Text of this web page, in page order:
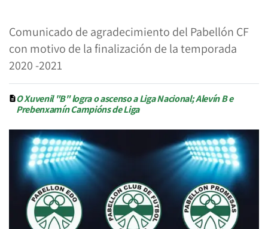
Comunicado de agradecimiento del Pabellón CF
con motivo de la finalización de la temporada
2020 -2021
O Xuvenil "B" logra o ascenso a Liga Nacional; Alevín B e
Prebenxamín Campións de Liga